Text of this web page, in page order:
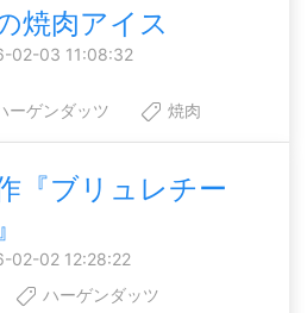
焼肉アイス
02-03 11:08:32
ーゲンダッツ 焼肉
『ブリュレチー
02-02 12:28:22
ハーゲンダッツ